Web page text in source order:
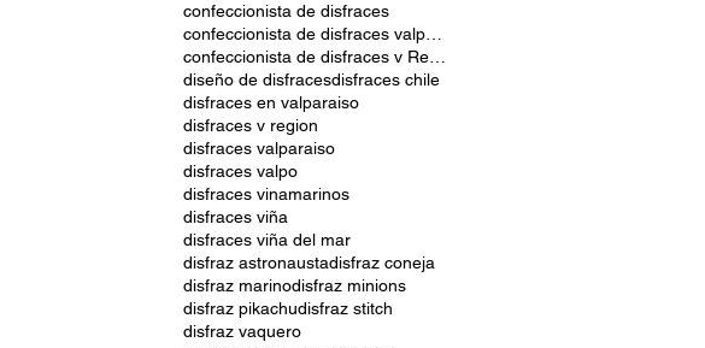
confeccionista de disfraces
diseño de disfracesdisfraces chile
disfraces en valparaiso
disfraces v region
disfraces valparaiso
disfraces valpo
disfraces vinamarinos
disfraces viña
disfraces viña del mar
disfraz astronaustadisfraz coneja
disfraz marinodisfraz minions
disfraz pikachudisfraz stitch
disfraz vaquero